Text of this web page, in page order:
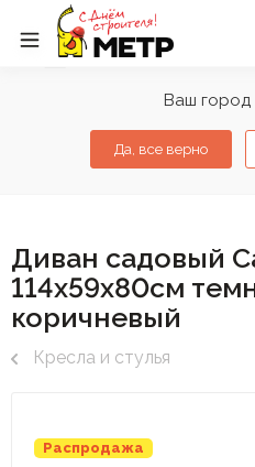
Ваш город
Да, все верно
Диван садовый
114х59х80см
коричневый
Кресла и стулья
Распродажа